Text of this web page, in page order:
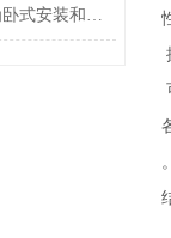
潜水搅拌机的安装分为卧式安装和立式安装两种方式